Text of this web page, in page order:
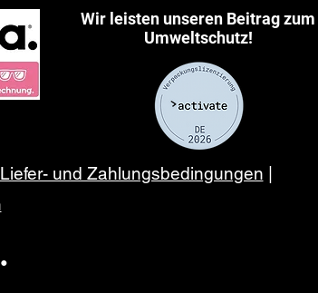
Wir leisten unseren Beitrag zum
Umweltschutz!
Liefer- und Zahlungsbedingungen
•